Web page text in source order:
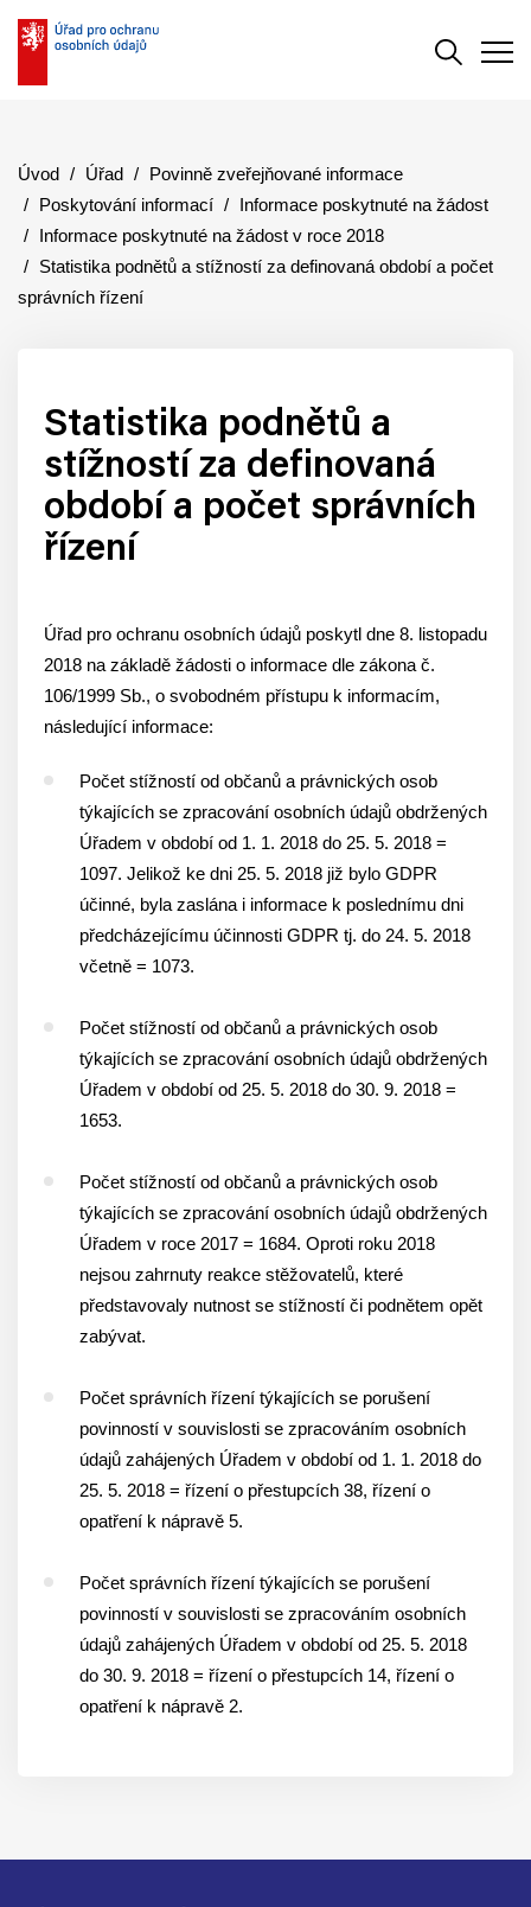
Úvod Úřad
Povinně zveřejňované informace
Poskytování informací
Informace poskytnuté na žádost
Informace poskytnuté na žádost v roce 2018
Statistika podnětů a stížností za definovaná období a počet
správních řízení
Statistika podnětů a
stížností za definovaná
období a počet správních
řízení
Úřad pro ochranu osobních údajů poskytl dne 8. listopadu
2018 na základě žádosti o informace dle zákona č.
106/1999 Sb., o svobodném přístupu k informacím,
následující informace:
Počet stížností od občanů a právnických osob
týkajících se zpracování osobních údajů obdržených
Úřadem v období od 1. 1. 2018 do 25. 5. 2018 =
1097. Jelikož ke dni 25. 5. 2018 již bylo GDPR
účinné, byla zaslána i informace k poslednímu dni
předcházejícímu účinnosti GDPR tj. do 24. 5. 2018
včetně = 1073.
Počet stížností od občanů a právnických osob
týkajících se zpracování osobních údajů obdržených
Úřadem v období od 25. 5. 2018 do 30. 9. 2018 =
1653.
Počet stížností od občanů a právnických osob
týkajících se zpracování osobních údajů obdržených
Úřadem v roce 2017 = 1684. Oproti roku 2018
nejsou zahrnuty reakce stěžovatelů, které
představovaly nutnost se stížností či podnětem opět
zabývat.
Počet správních řízení týkajících se porušení
povinností v souvislosti se zpracováním osobních
údajů zahájených Úřadem v období od 1. 1. 2018 do
25. 5. 2018 = řízení o přestupcích 38, řízení o
opatření k nápravě 5.
Počet správních řízení týkajících se porušení
povinností v souvislosti se zpracováním osobních
údajů zahájených Úřadem v období od 25. 5. 2018
do 30. 9. 2018 = řízení o přestupcích 14, řízení o
opatření k nápravě 2.